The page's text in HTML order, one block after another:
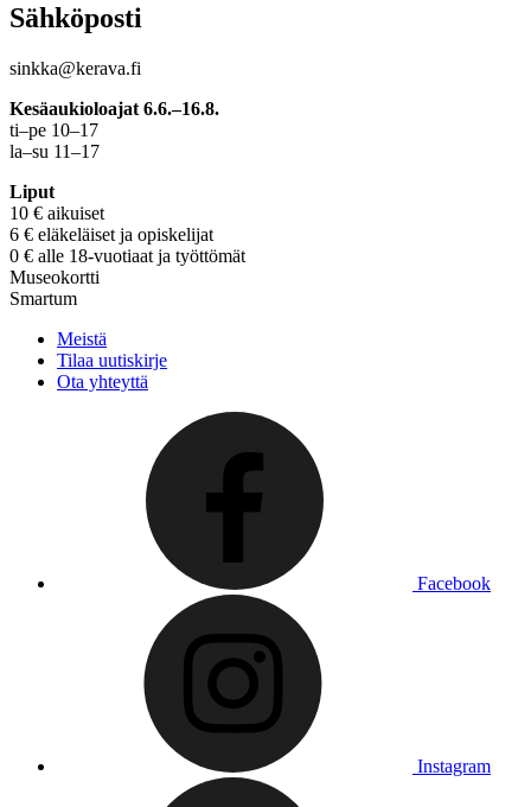
Sähköposti
sinkka@kerava.fi
Kesäaukioloajat 6.6.–16.8.
ti–pe 10–17
la–su 11–17
Liput
10 € aikuiset
6 € eläkeläiset ja opiskelijat
0 € alle 18-vuotiaat ja työttömät
Museokortti
Smartum
Meistä
Tilaa uutiskirje
Ota yhteyttä
Facebook
Instagram